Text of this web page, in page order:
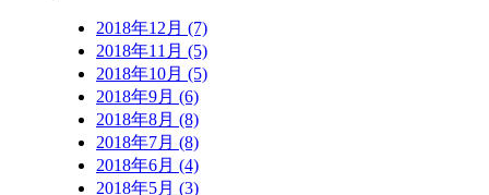
2018年12月 (7)
2018年11月 (5)
2018年10月 (5)
2018年9月 (6)
2018年8月 (8)
2018年7月 (8)
2018年6月 (4)
2018年5月 (3)